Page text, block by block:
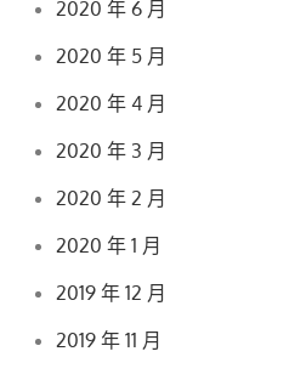
2020 年 6 月
2020 年 5 月
2020 年 4 月
2020 年 3 月
2020 年 2 月
2020 年 1 月
2019 年 12 月
2019 年 11 月